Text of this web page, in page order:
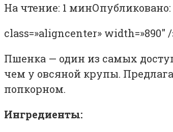
На чтение: 1 минОпубликовано:
class=»aligncenter» width=»890″
Пшенка — один из самых
чем у овсяной крупы.
попкорном.
Ингредиенты: